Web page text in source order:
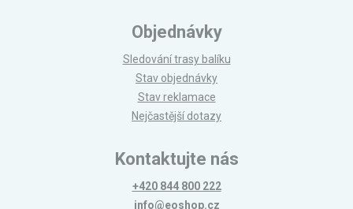
Objednávky
Sledování trasy balíku
Stav objednávky
Stav reklamace
Nejčastější dotazy
Kontaktujte nás
+420 844 800 222
info@eoshop.cz